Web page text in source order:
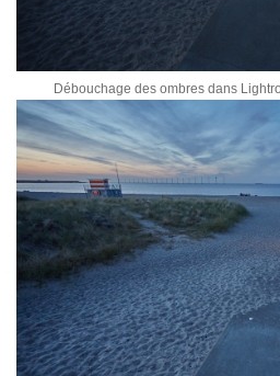
Débouchage des ombres dans